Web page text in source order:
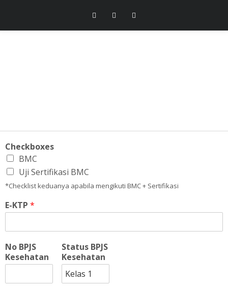
Checkboxes
BMC
Uji Sertifikasi BMC
*Checklist keduanya apabila mengikuti BMC + Sertifikasi
E-KTP *
No BPJS
Kesehatan
Status BPJS
Kesehatan